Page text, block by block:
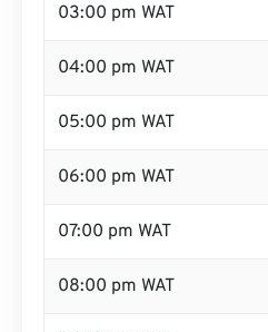
03:00 pm WAT
04:00 pm WAT
05:00 pm WAT
06:00 pm WAT
07:00 pm WAT
08:00 pm WAT